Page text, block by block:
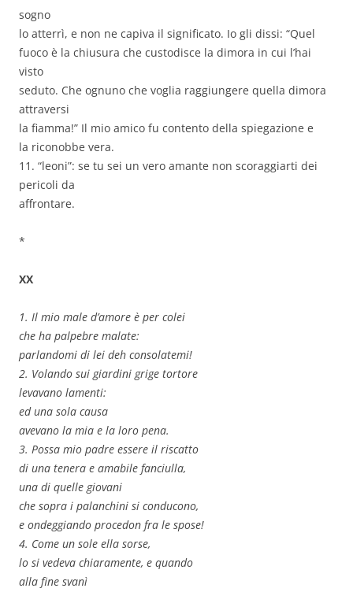
sogno
lo atterrì, e non ne capiva il significato. Io gli dissi: “Quel
fuoco è la chiusura che custodisce la dimora in cui l’hai
visto
seduto. Che ognuno che voglia raggiungere quella dimora
attraversi
la fiamma!” Il mio amico fu contento della spiegazione e
la riconobbe vera.
11. “leoni”: se tu sei un vero amante non scoraggiarti dei
pericoli da
affrontare.
*
XX
1. Il mio male d’amore è per colei
che ha palpebre malate:
parlandomi di lei deh consolatemi!
2. Volando sui giardini grige tortore
levavano lamenti:
ed una sola causa
avevano la mia e la loro pena.
3. Possa mio padre essere il riscatto
di una tenera e amabile fanciulla,
una di quelle giovani
che sopra i palanchini si conducono,
e ondeggiando procedon fra le spose!
4. Come un sole ella sorse,
lo si vedeva chiaramente, e quando
alla fine svanì